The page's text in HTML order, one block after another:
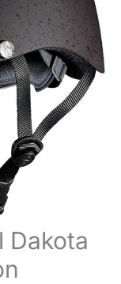
Dakota